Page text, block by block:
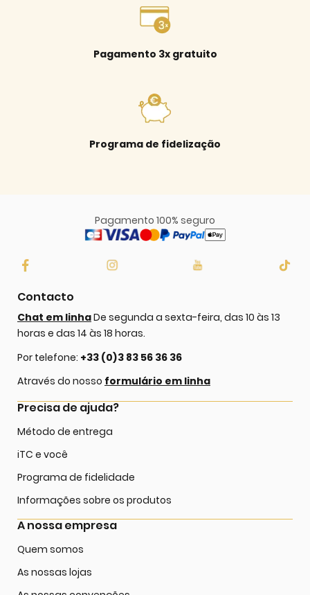
Pagamento 3x gratuito
Programa de fidelização
Pagamento 100% seguro
Contacto
Chat em linhaDe segunda a sexta-feira, das 10 às 13
horas e das 14 às 18 horas.
Por telefone: +33 (0)3 83 56 36 36
Através do nosso formulário em linha
A nossa empresa
Quem somos
As nossas lojas
Precisa de ajuda?
Método de entrega
iTC e você
Programa de fidelidade
Informações sobre os produtos